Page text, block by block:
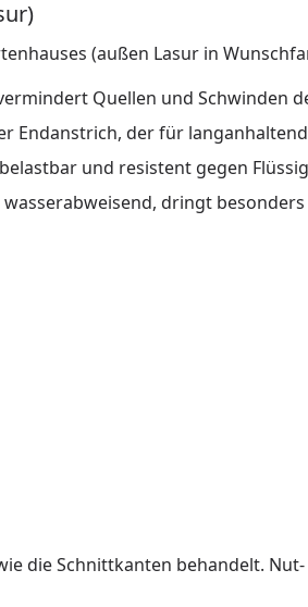
(außen Lasur in
Quellen und Schwinden
Endanstrich, der für
und resistent gegen
dringt
die Schnittkanten behandelt.